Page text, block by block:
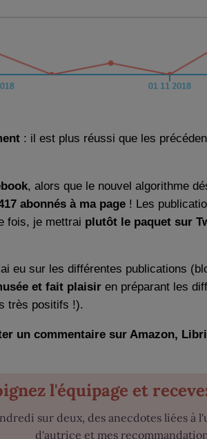
: il est plus réussi que les
, alors que le nouvel algorithme
abonnés à ma page ! Les
fois, je mettrai plutôt le paquet sur
eu sur les différentes publications
et fait plaisir en préparant les
très positifs !).
un commentaire sur Amazon,